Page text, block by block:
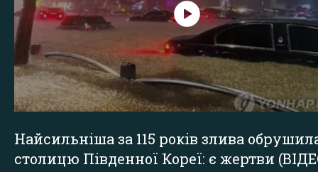
Найсильніша за 115 років злива
столицю Південної Кореї: є жертви